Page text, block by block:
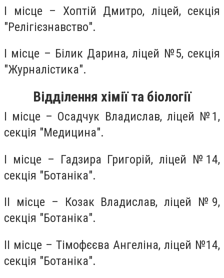
І місце – Хоптій Дмитро, ліцей, секція
"Релігієзнавство".
І місце – Білик Дарина, ліцей №5, секція
"Журналістика".
Відділення хімії та біології
І місце – Осадчук Владислав, ліцей №1,
секція "Медицина".
І місце – Гадзира Григорій, ліцей №14,
секція "Ботаніка".
ІІ місце – Козак Владислав, ліцей №9,
секція "Ботаніка".
ІІ місце – Тімофєєва Ангеліна, ліцей №14,
секція "Ботаніка".